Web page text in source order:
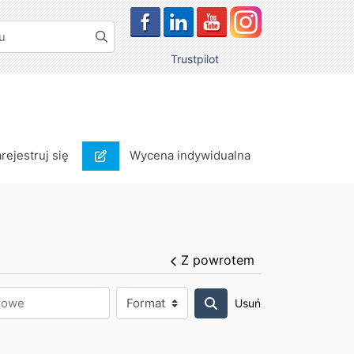
Trustpilot
się
się Wycena indywidualna
Wycena indywidualna
Z powrotem
Usuń